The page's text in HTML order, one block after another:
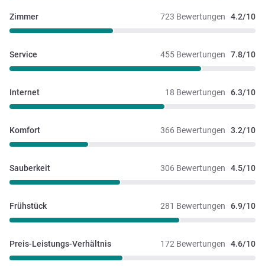
723 Bewertungen 4.2/10
Zimmer
455 Bewertungen 7.8/10
Service
18 Bewertungen 6.3/10
Internet
366 Bewertungen 3.2/10
Komfort
306 Bewertungen 4.5/10
Sauberkeit
281 Bewertungen 6.9/10
Frühstück
172 Bewertungen 4.6/10
Preis-Leistungs-Verhältnis